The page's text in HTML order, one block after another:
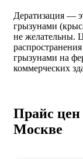
Дератизация —
грызунами
не желательны.
грызунами на
коммерческих
Прайс цен
Москве